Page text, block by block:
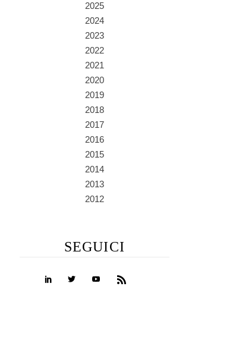
2025
2024
2023
2022
2021
2020
2019
2018
2017
2016
2015
2014
2013
2012
SEGUICI